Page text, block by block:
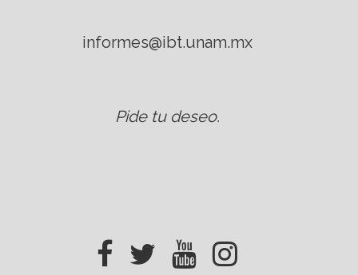
informes@ibt.unam.mx
Pide tu deseo.